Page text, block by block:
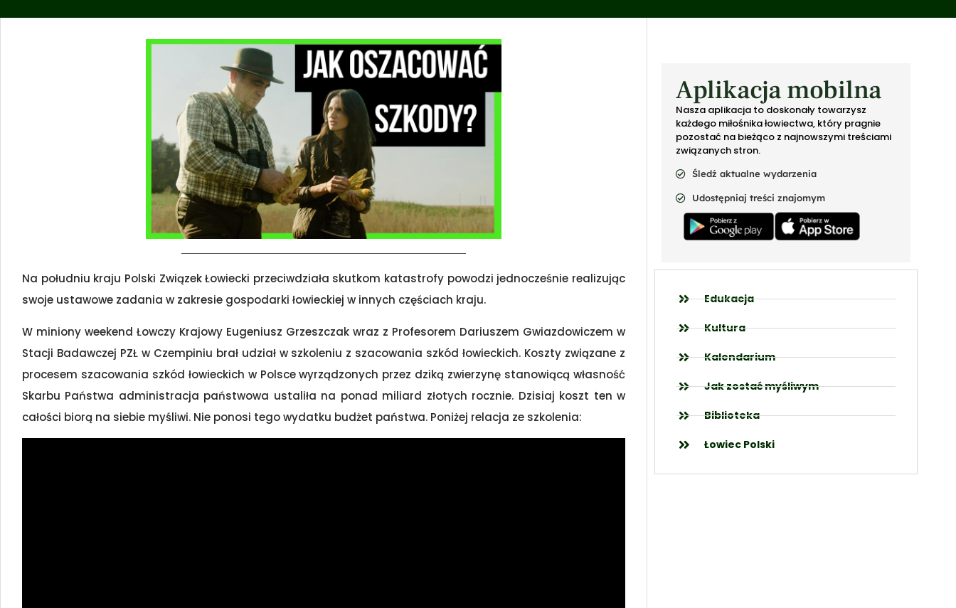
Na południu kraju Polski Związek Łowiecki przeciwdziała skutkom katastrofy powodzi jednocześnie realizując
swoje ustawowe zadania w zakresie gospodarki łowieckiej w innych częściach kraju.
W miniony weekend Łowczy Krajowy Eugeniusz Grzeszczak wraz z Profesorem Dariuszem Gwiazdowiczem w
Stacji Badawczej PZŁ w Czempiniu brał udział w szkoleniu z szacowania szkód łowieckich. Koszty związane z
procesem szacowania szkód łowieckich w Polsce wyrządzonych przez dziką zwierzynę stanowiącą własność
Skarbu Państwa administracja państwowa ustaliła na ponad miliard złotych rocznie. Dzisiaj koszt ten w
całości biorą na siebie myśliwi. Nie ponosi tego wydatku budżet państwa. Poniżej relacja ze szkolenia:
Aplikacja mobilna
Nasza aplikacja to doskonały towarzysz
każdego miłośnika łowiectwa, który pragnie
pozostać na bieżąco z najnowszymi treściami
związanych stron.
Śledź aktualne wydarzenia
Udostępniaj treści znajomym
Edukacja
Kultura
Kalendarium
Jak zostać myśliwym
Biblioteka
Łowiec Polski